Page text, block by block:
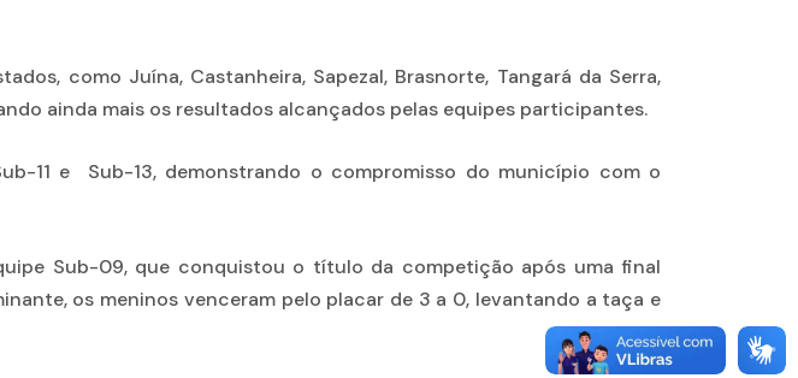
como Juína, Castanheira, Sapezal, Brasnorte, Tangará da Serra,
ainda mais os resultados alcançados pelas equipes participantes.
11 e Sub-13, demonstrando o compromisso do município com o
Sub-09, que conquistou o título da competição após uma final
os meninos venceram pelo placar de 3 a 0, levantando a taça e